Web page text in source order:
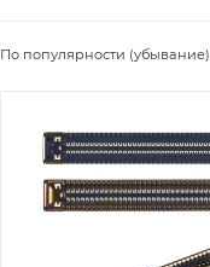
По популярности (убывание)